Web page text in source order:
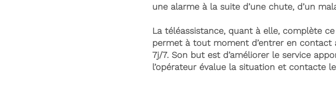
une alarme à la suite d’une chute, d’un
La téléassistance, quant à elle, complète
permet à tout moment d’entrer en contact
7j/7. Son but est d’améliorer le service
l’opérateur évalue la situation et contacte